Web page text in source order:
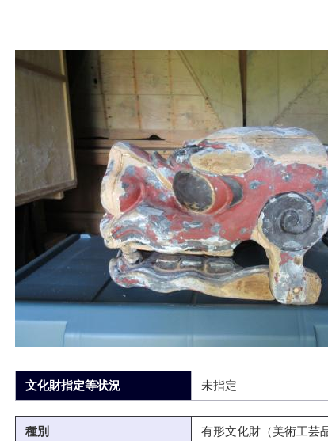
文化財指定等状況 未指定
種別 有形文化財（美術工芸品